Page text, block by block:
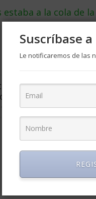
a la cola de
Una
al concepto
2004 1
Suscríbase
Le notificaremos de las